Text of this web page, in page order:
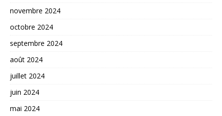
novembre 2024
octobre 2024
septembre 2024
août 2024
juillet 2024
juin 2024
mai 2024